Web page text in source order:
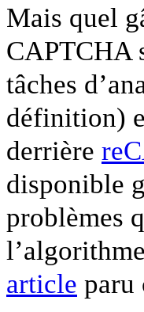
Mais quel
CAPTCHA
tâches
définition)
derrière
disponible
problèmes
article paru